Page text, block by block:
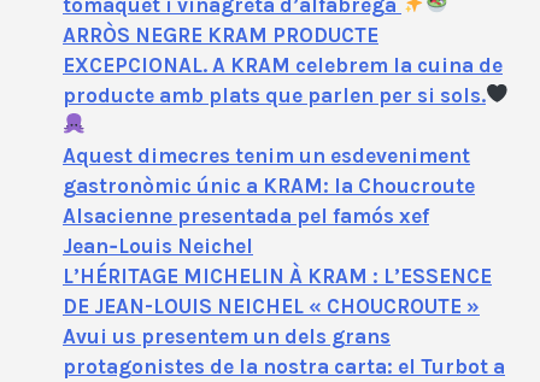
ARRÒS NEGRE KRAM PRODUCTE
EXCEPCIONAL. A KRAM celebrem la cuina de
producte amb plats que parlen per si sols.
Aquest dimecres tenim un esdeveniment
gastronòmic únic a KRAM: la Choucroute
Alsacienne presentada pel famós xef
Jean‑Louis Neichel
L’HÉRITAGE MICHELIN À KRAM : L’ESSENCE
DE JEAN-LOUIS NEICHEL « CHOUCROUTE »
Avui us presentem un dels grans
protagonistes de la nostra carta: el Turbot a